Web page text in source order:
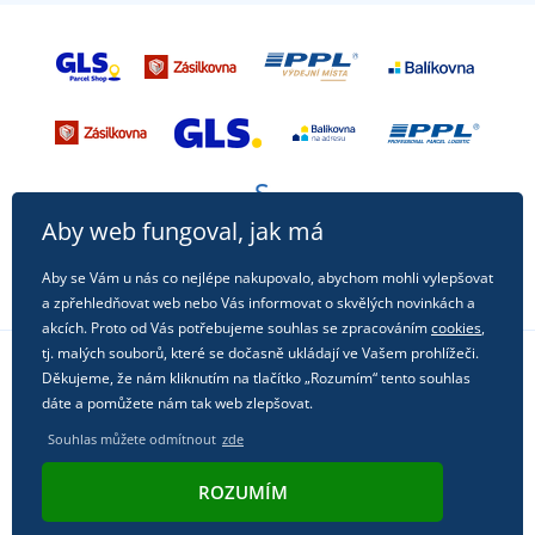
Sledujte nás na sociálních sítích
Aby web fungoval, jak má
Aby se Vám u nás co nejlépe nakupovalo, abychom mohli vylepšovat
a zpřehledňovat web nebo Vás informovat o skvělých novinkách a
akcích. Proto od Vás potřebujeme souhlas se zpracovánímcookies,
tj. malých souborů, které se dočasně ukládají ve Vašem prohlížeči.
Děkujeme, že nám kliknutím na tlačítko „Rozumím“ tento souhlas
dáte a pomůžete nám tak web zlepšovat.
Souhlas můžete odmítnout zde
ROZUMÍM